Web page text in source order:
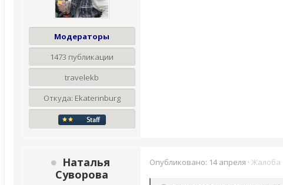
Модераторы
1473 публикации
travelekb
Откуда: Ekaterinburg
Наталья
Суворова
Опубликовано: 14 апреля · Жалоба